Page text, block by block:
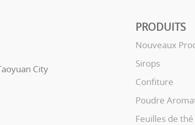
PRODUITS
Nouveaux
Sirops
Confiture
Poudre
Feuilles de
City